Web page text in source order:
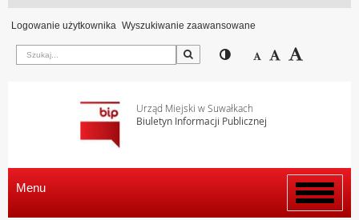
Logowanie użytkownika Wyszukiwanie zaawansowane
Szukaj Przełącz pomiędzy
Zmniejsz
Domyślny
Urząd Miejski w Suwałkach
Biuletyn Informacji Publicznej
Włącz
menu
Menu